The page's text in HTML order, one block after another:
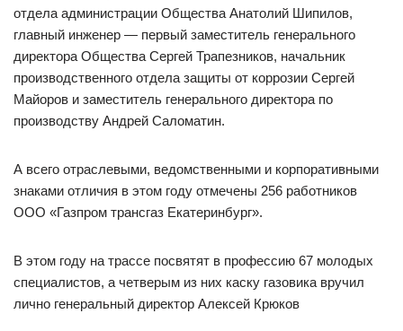
отдела администрации Общества Анатолий Шипилов,
главный инженер — первый заместитель генерального
директора Общества Сергей Трапезников, начальник
производственного отдела защиты от коррозии Сергей
Майоров и заместитель генерального директора по
производству Андрей Саломатин.
А всего отраслевыми, ведомственными и корпоративными
знаками отличия в этом году отмечены 256 работников
ООО «Газпром трансгаз Екатеринбург».
В этом году на трассе посвятят в профессию 67 молодых
специалистов, а четверым из них каску газовика вручил
лично генеральный директор Алексей Крюков